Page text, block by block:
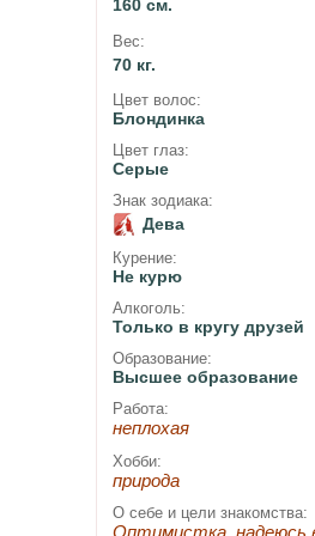
160 см.
Вес:
70 кг.
Цвет волос:
Блондинка
Цвет глаз:
Серые
Знак зодиака:
Дева
Курение:
Не курю
Алкоголь:
Только в кругу друзей
Образование:
Высшее образование
Работа:
неплохая
Хобби:
природа
О себе и цели знакомства:
Оптимистка, надеюсь